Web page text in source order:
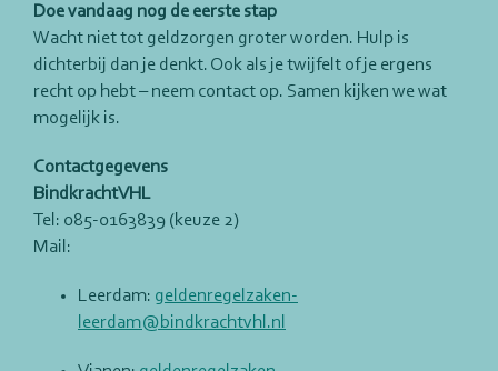
Doe vandaag nog de eerste stap
Wacht niet tot geldzorgen groter worden. Hulp is
dichterbij dan je denkt. Ook als je twijfelt of je ergens
recht op hebt – neem contact op. Samen kijken we wat
mogelijk is.
Contactgegevens
BindkrachtVHL
Tel: 085-0163839 (keuze 2)
Mail:
Leerdam: geldenregelzaken-
leerdam@bindkrachtvhl.nl